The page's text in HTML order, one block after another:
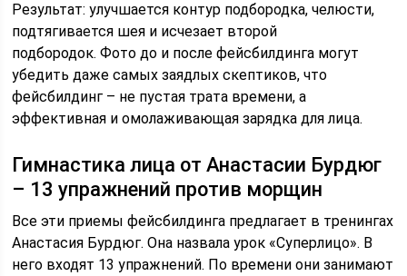
Результат: улучшается контур подбородка, челюсти,
подтягивается шея и исчезает второй
подбородок. Фото до и после фейсбилдинга могут
убедить даже самых заядлых скептиков, что
фейсбилдинг – не пустая трата времени, а
эффективная и омолаживающая зарядка для лица.
Гимнастика лица от Анастасии Бурдюг
– 13 упражнений против морщин
Все эти приемы фейсбилдинга предлагает в тренингах
Анастасия Бурдюг. Она назвала урок «Суперлицо». В
него входят 13 упражнений. По времени они занимают